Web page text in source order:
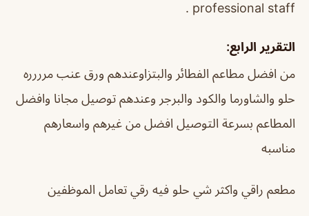
professional staff .
التقرير الرابع:
من افضل مطاعم الفطائر والبتزاوعندهم ورق عنب مرررره
حلو والشاورما والكود والبرجر وعندهم توصيل مجانا وافضل
المطاعم بسرعة التوصيل افضل من غيرهم واسعارهم
مناسبه
مطعم راقي واكثر شي حلو فيه رقي تعامل الموظفين